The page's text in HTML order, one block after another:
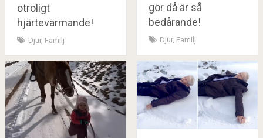
otroligt
hjärtevärmande!
Djur, Familj
gör då är så
bedårande!
Djur, Familj